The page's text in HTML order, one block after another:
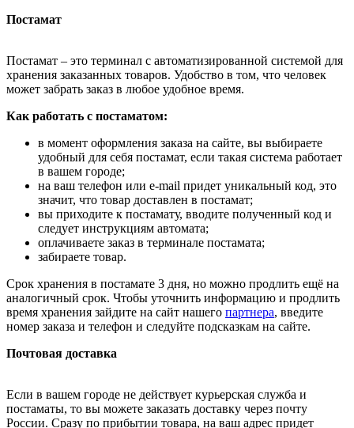
Постамат
Постамат – это терминал с автоматизированной системой для
хранения заказанных товаров. Удобство в том, что человек
может забрать заказ в любое удобное время.
Как работать с постаматом:
в момент оформления заказа на сайте, вы выбираете
удобный для себя постамат, если такая система работает
в вашем городе;
на ваш телефон или e-mail придет уникальный код, это
значит, что товар доставлен в постамат;
вы приходите к постамату, вводите полученный код и
следует инструкциям автомата;
оплачиваете заказ в терминале постамата;
забираете товар.
Срок хранения в постамате 3 дня, но можно продлить ещё на
аналогичный срок. Чтобы уточнить информацию и продлить
время хранения зайдите на сайт нашего партнера, введите
номер заказа и телефон и следуйте подсказкам на сайте.
Почтовая доставка
Если в вашем городе не действует курьерская служба и
постаматы, то вы можете заказать доставку через почту
России. Сразу по прибытии товара, на ваш адрес придет